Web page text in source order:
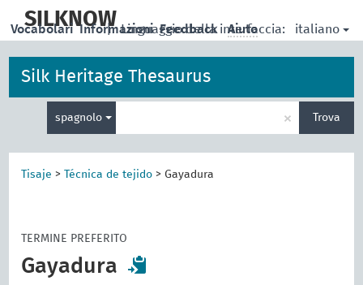
main
SILKNOW
| Linguaggio della interfaccia: italiano
Vocabolari Informazioni Feedback Aiuto
Silk Heritage Thesaurus
spagnolo
per
la
× Trova
Tisaje > Técnica de tejido > Gayadura
TERMINE PREFERITO
Gayadura